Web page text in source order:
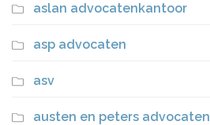
aslan advocatenkantoor
asp advocaten
asv
austen en peters advocaten